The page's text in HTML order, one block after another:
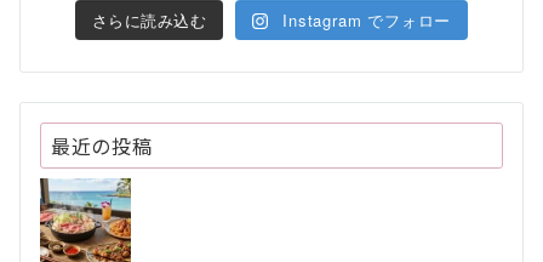
さらに読み込む Instagram でフォロー
最近の投稿